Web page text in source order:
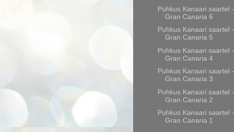
Puhkus Kanaari saartel -
Gran Canaria 6
Puhkus Kanaari saartel -
Gran Canaria 5
Puhkus Kanaari saartel -
Gran Canaria 4
Puhkus Kanaari saartel -
Gran Canaria 3
Puhkus Kanaari saartel -
Gran Canaria 2
Puhkus Kanaari saartel -
Gran Canaria 1